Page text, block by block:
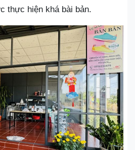
thực hiện khá bài bản.